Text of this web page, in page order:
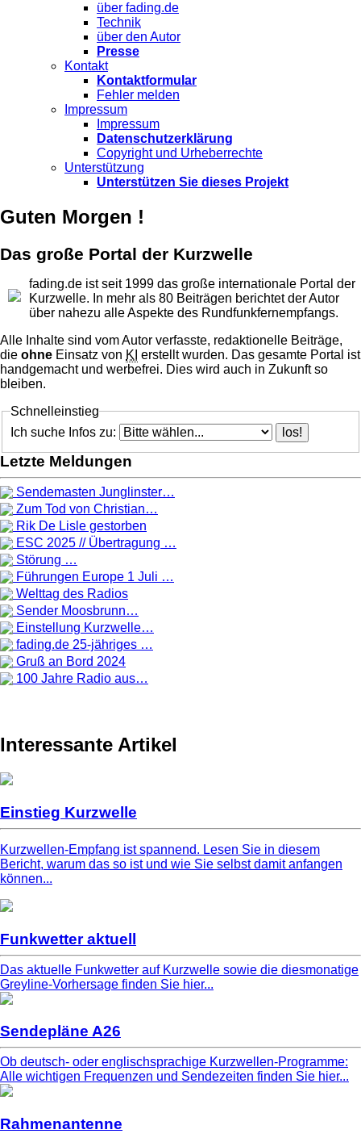
über fading.de
Technik
über den Autor
Presse
Kontakt
Kontaktformular
Fehler melden
Impressum
Impressum
Datenschutzerklärung
Copyright und Urheberrechte
Unterstützung
Unterstützen Sie dieses Projekt
Guten Morgen !
Das große Portal der Kurzwelle
fading.de ist seit 1999 das große internationale Portal der
Kurzwelle. In mehr als 80 Beiträgen berichtet der Autor
über nahezu alle Aspekte des Rundfunkfernempfangs.
Alle Inhalte sind vom Autor verfasste, redaktionelle Beiträge,
die ohne Einsatz von KI erstellt wurden. Das gesamte Portal ist
handgemacht und werbefrei. Dies wird auch in Zukunft so
bleiben.
Schnelleinstieg
Ich suche Infos zu:
Letzte Meldungen
Sendemasten Junglinster…
Zum Tod von Christian…
Rik De Lisle gestorben
ESC 2025 // Übertragung …
Störung …
Führungen Europe 1 Juli …
Welttag des Radios
Sender Moosbrunn…
Einstellung Kurzwelle…
fading.de 25-jähriges …
Gruß an Bord 2024
100 Jahre Radio aus…
Interessante Artikel
Einstieg Kurzwelle
Kurzwellen-Empfang ist spannend. Lesen Sie in diesem
Bericht, warum das so ist und wie Sie selbst damit anfangen
können...
Funkwetter aktuell
Das aktuelle Funkwetter auf Kurzwelle sowie die diesmonatige
Greyline-Vorhersage finden Sie hier...
Sendepläne A26
Ob deutsch- oder englischsprachige Kurzwellen-Programme:
Alle wichtigen Frequenzen und Sendezeiten finden Sie hier...
Rahmenantenne